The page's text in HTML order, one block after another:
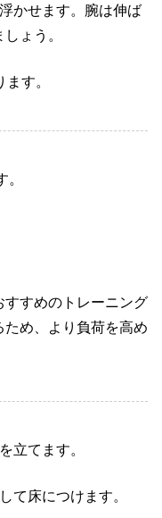
かせます。腕は伸ば
ょう。
す。
すめのトレーニング
め、より負荷を高め
立てます。
て床につけます。